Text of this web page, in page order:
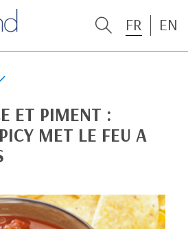
FR EN
ET PIMENT :
MET LE FEU A